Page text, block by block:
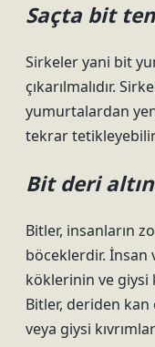
Saçta bit
Sirkeler yani bit
çıkarılmalıdır.
yumurtalardan
tekrar
Bit deri
Bitler, insanların
böceklerdir. İnsan
köklerinin ve giysi
Bitler, deriden kan
veya giysi